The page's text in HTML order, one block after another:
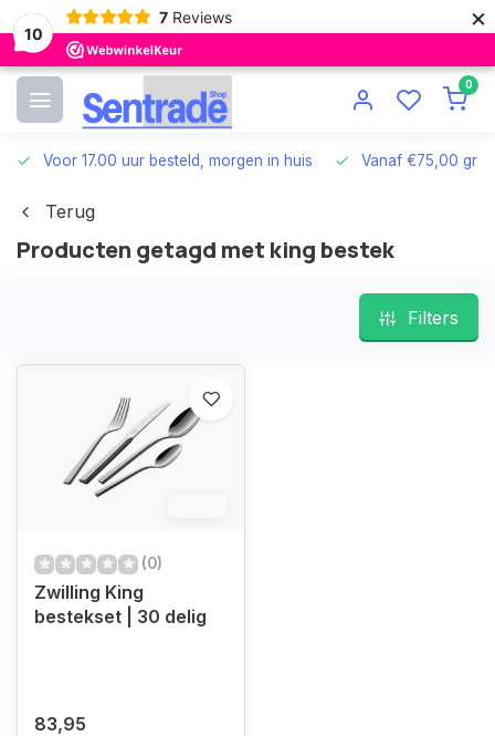
10
7 Reviews ×
0
Voor 17.00 uur besteld, morgen in huis Vanaf €75,00
Terug
Producten getagd met king bestek
Filters
(0)
Zwilling King
bestekset | 30 delig
83,95